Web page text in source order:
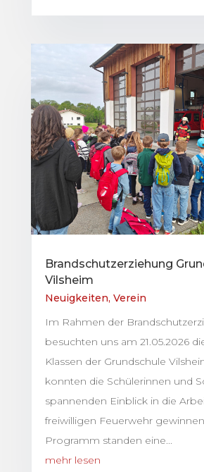
Brandschutzerziehung
Vilsheim
Neuigkeiten, Verein
Im Rahmen der
besuchten uns am 21.05.2026
Klassen der Grundschule
konnten die Schülerinnen und
spannenden Einblick in die
freiwilligen Feuerwehr
Programm standen eine...
mehr lesen